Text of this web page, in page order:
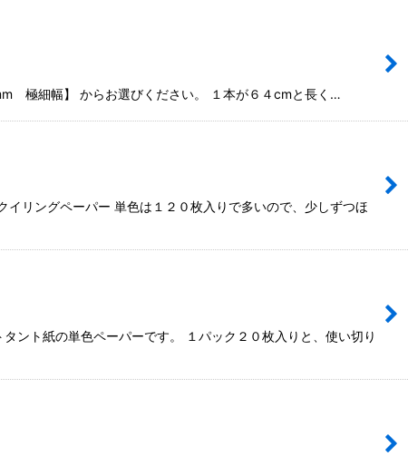
極細幅】 からお選びください。 １本が６４cmと長く…
リングペーパー 単色は１２０枚入りで多いので、少しずつほ
ント紙の単色ペーパーです。 １パック２０枚入りと、使い切り